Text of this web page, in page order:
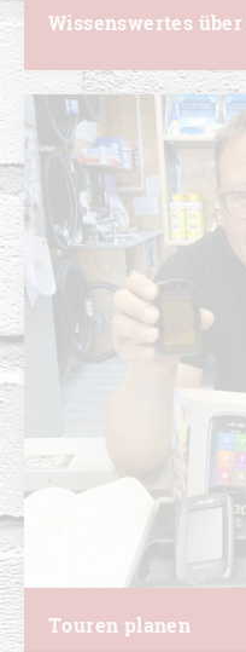
Wissenswertes
Touren planen